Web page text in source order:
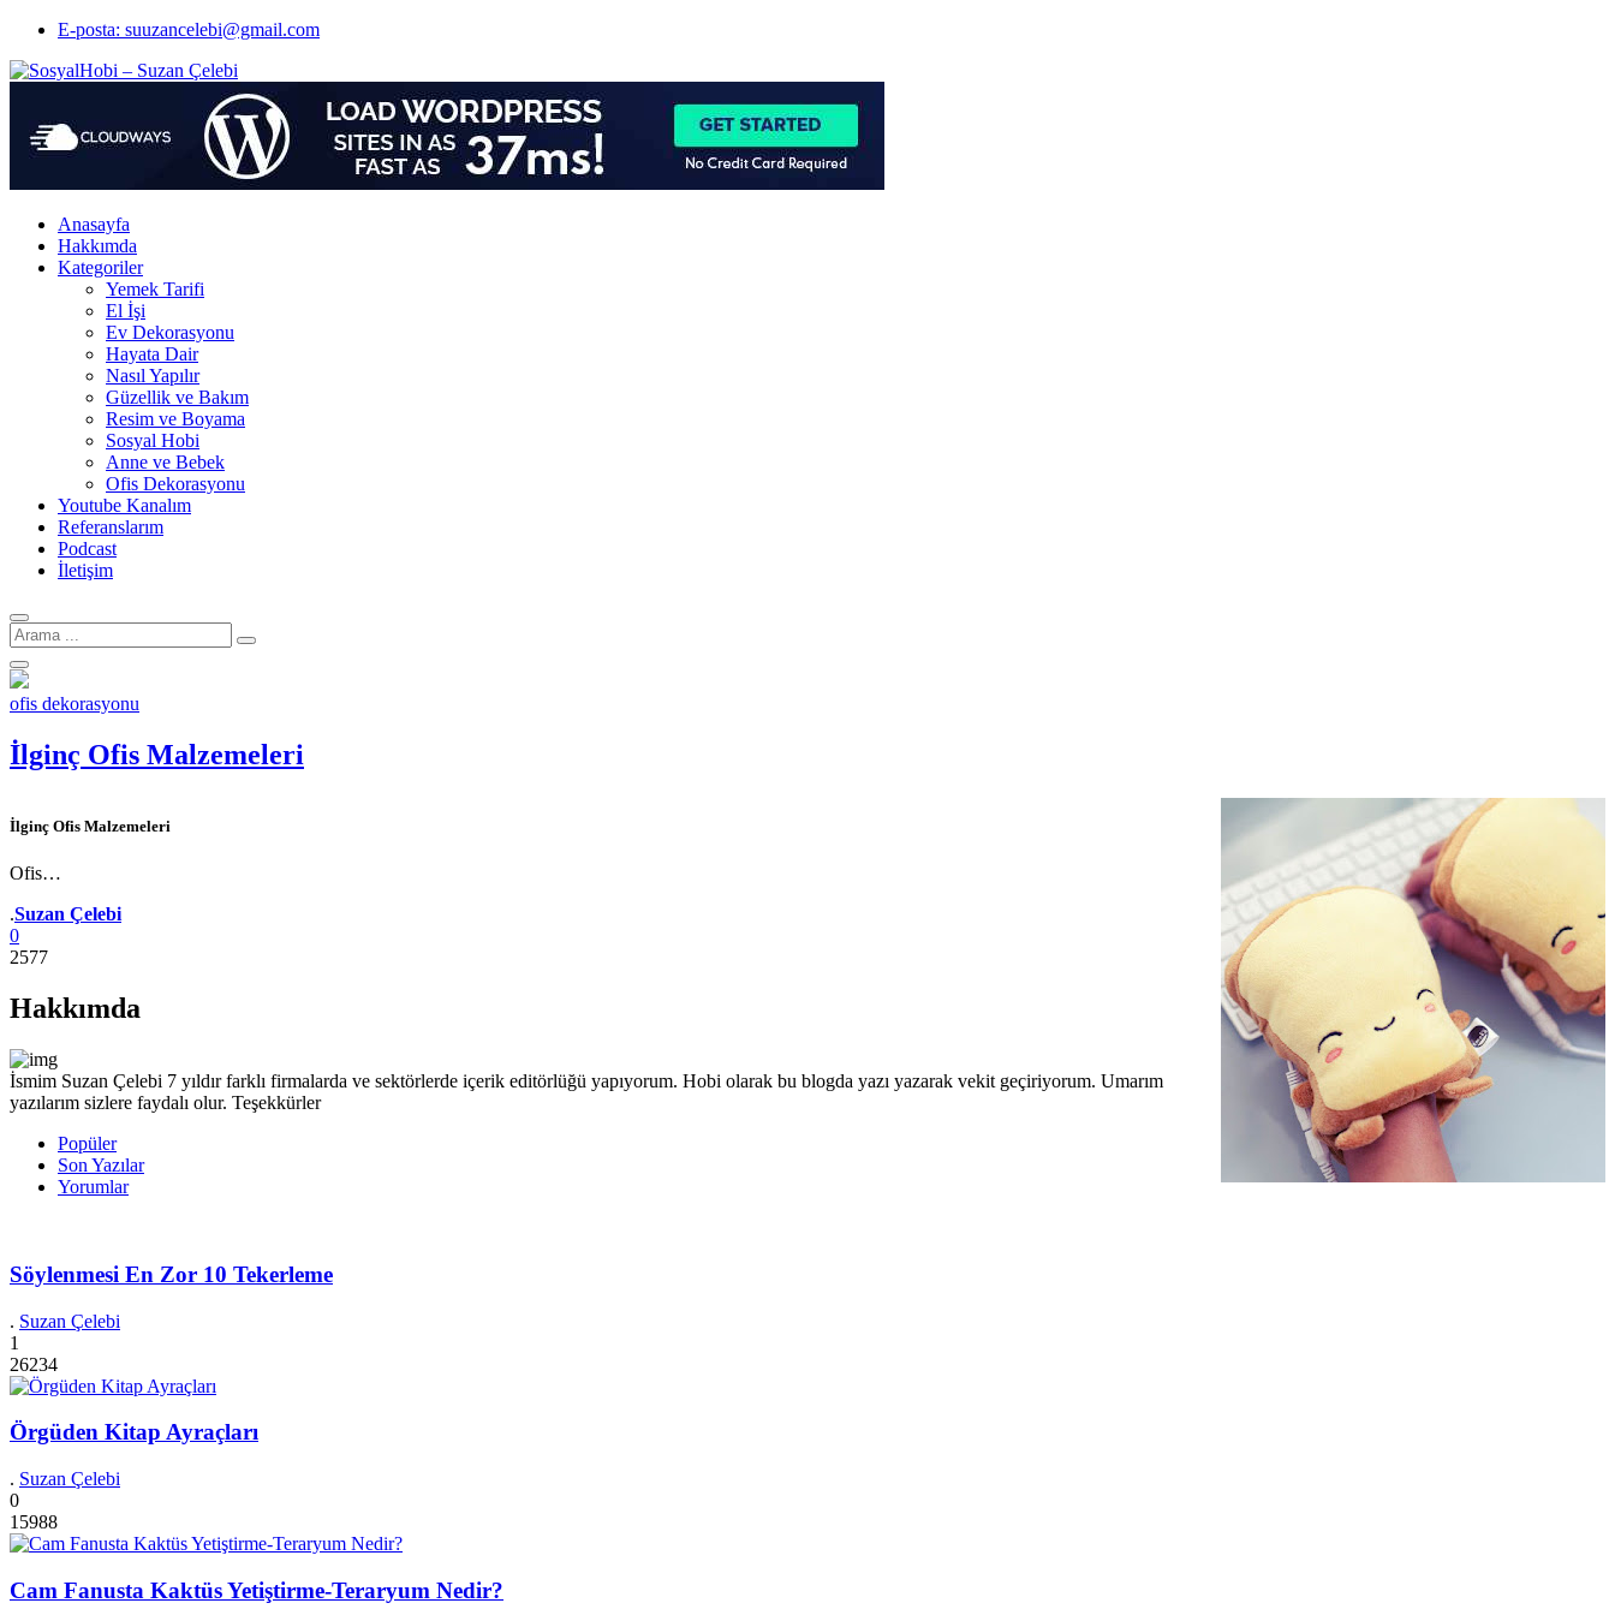
E-posta: suuzancelebi@gmail.com
Anasayfa
Hakkımda
Kategoriler
Yemek Tarifi
El İşi
Ev Dekorasyonu
Hayata Dair
Nasıl Yapılır
Güzellik ve Bakım
Resim ve Boyama
Sosyal Hobi
Anne ve Bebek
Ofis Dekorasyonu
Youtube Kanalım
Referanslarım
Podcast
İletişim
Arama
için:
ofis dekorasyonu
İlginç Ofis Malzemeleri
İlginç Ofis Malzemeleri
Ofis…
Yazar
.Suzan Çelebi
0
2577
Hakkımda
İsmim Suzan Çelebi 7 yıldır farklı firmalarda ve sektörlerde içerik editörlüğü yapıyorum. Hobi olarak bu blogda yazı yazarak vekit geçiriyorum. Umarım
yazılarım sizlere faydalı olur. Teşekkürler
Popüler
Son Yazılar
Yorumlar
Söylenmesi En Zor 10 Tekerleme
. Suzan Çelebi
1
26234
Örgüden Kitap Ayraçları
. Suzan Çelebi
0
15988
Cam Fanusta Kaktüs Yetiştirme-Teraryum Nedir?